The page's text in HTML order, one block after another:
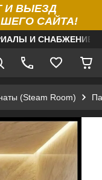
И ВЫЕЗД
САЙТА!
И
(Steam Room)